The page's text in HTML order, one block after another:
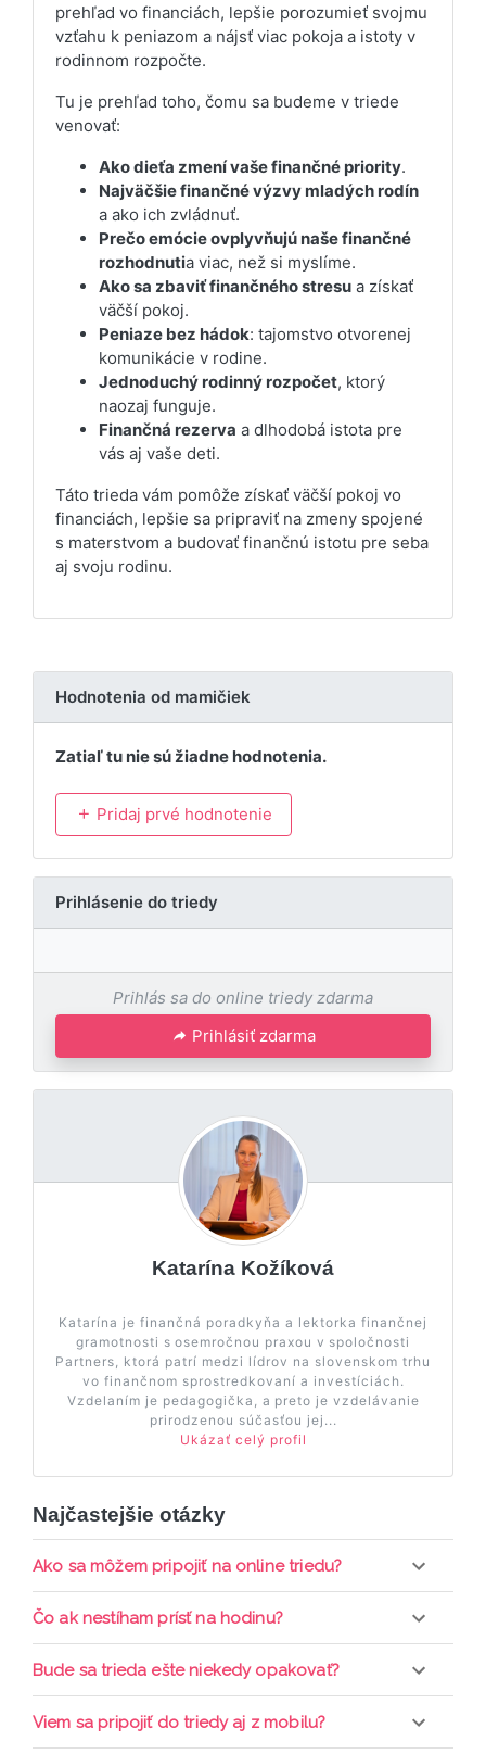
prehľad vo financiách, lepšie porozumieť svojmu
vzťahu k peniazom a nájsť viac pokoja a istoty v
rodinnom rozpočte.
Tu je prehľad toho, čomu sa budeme v triede
venovať:
Ako dieťa zmení vaše finančné priority.
Najväčšie finančné výzvy mladých rodín
a ako ich zvládnuť.
Prečo emócie ovplyvňujú naše finančné
rozhodnutia viac, než si myslíme.
Ako sa zbaviť finančného stresu a získať
väčší pokoj.
Peniaze bez hádok: tajomstvo otvorenej
komunikácie v rodine.
Jednoduchý rodinný rozpočet, ktorý
naozaj funguje.
Finančná rezerva a dlhodobá istota pre
vás aj vaše deti.
Táto trieda vám pomôže získať väčší pokoj vo
financiách, lepšie sa pripraviť na zmeny spojené
s materstvom a budovať finančnú istotu pre seba
aj svoju rodinu.
Hodnotenia od mamičiek
Zatiaľ tu nie sú žiadne hodnotenia.
Pridaj prvé hodnotenie
Prihlásenie do triedy
Prihlás sa do online triedy zdarma
Prihlásiť zdarma
Katarína Kožíková
Katarína je finančná poradkyňa a lektorka finančnej
gramotnosti s osemročnou praxou v spoločnosti
Partners, ktorá patrí medzi lídrov na slovenskom trhu
vo finančnom sprostredkovaní a investíciách.
Vzdelaním je pedagogička, a preto je vzdelávanie
prirodzenou súčasťou jej...
Ukázať celý profil
Najčastejšie otázky
Ako sa môžem pripojiť na online triedu?
Pripojenie do online triedy prebieha priamo cez
prihlásiť do triedy.
Čo ak nestíham prísť na hodinu?
Každá trieda sa nahráva a je k dispozícií po dobu 7
Bude sa trieda ešte niekedy opakovať?
Triedy sa priebežne opakujú, stačí sledovať ponuku
Viem sa pripojiť do triedy aj z mobilu?